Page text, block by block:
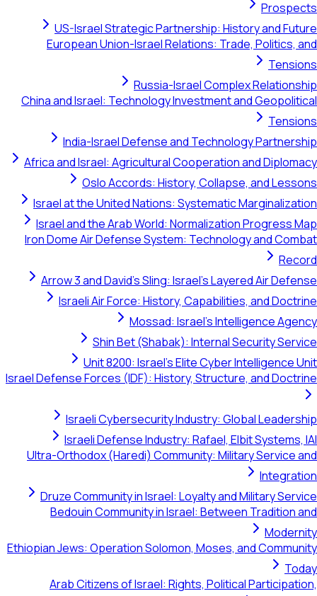
Prospects
US-Israel Strategic Partnership: History and Future
European Union-Israel Relations: Trade, Politics, and
Tensions
Russia-Israel Complex Relationship
China and Israel: Technology Investment and Geopolitical
Tensions
India-Israel Defense and Technology Partnership
Africa and Israel: Agricultural Cooperation and Diplomacy
Oslo Accords: History, Collapse, and Lessons
Israel at the United Nations: Systematic Marginalization
Israel and the Arab World: Normalization Progress Map
Iron Dome Air Defense System: Technology and Combat
Record
Arrow 3 and David's Sling: Israel's Layered Air Defense
Israeli Air Force: History, Capabilities, and Doctrine
Mossad: Israel's Intelligence Agency
Shin Bet (Shabak): Internal Security Service
Unit 8200: Israel's Elite Cyber Intelligence Unit
Israel Defense Forces (IDF): History, Structure, and Doctrine
Israeli Cybersecurity Industry: Global Leadership
Israeli Defense Industry: Rafael, Elbit Systems, IAI
Ultra-Orthodox (Haredi) Community: Military Service and
Integration
Druze Community in Israel: Loyalty and Military Service
Bedouin Community in Israel: Between Tradition and
Modernity
Ethiopian Jews: Operation Solomon, Moses, and Community
Today
Arab Citizens of Israel: Rights, Political Participation,